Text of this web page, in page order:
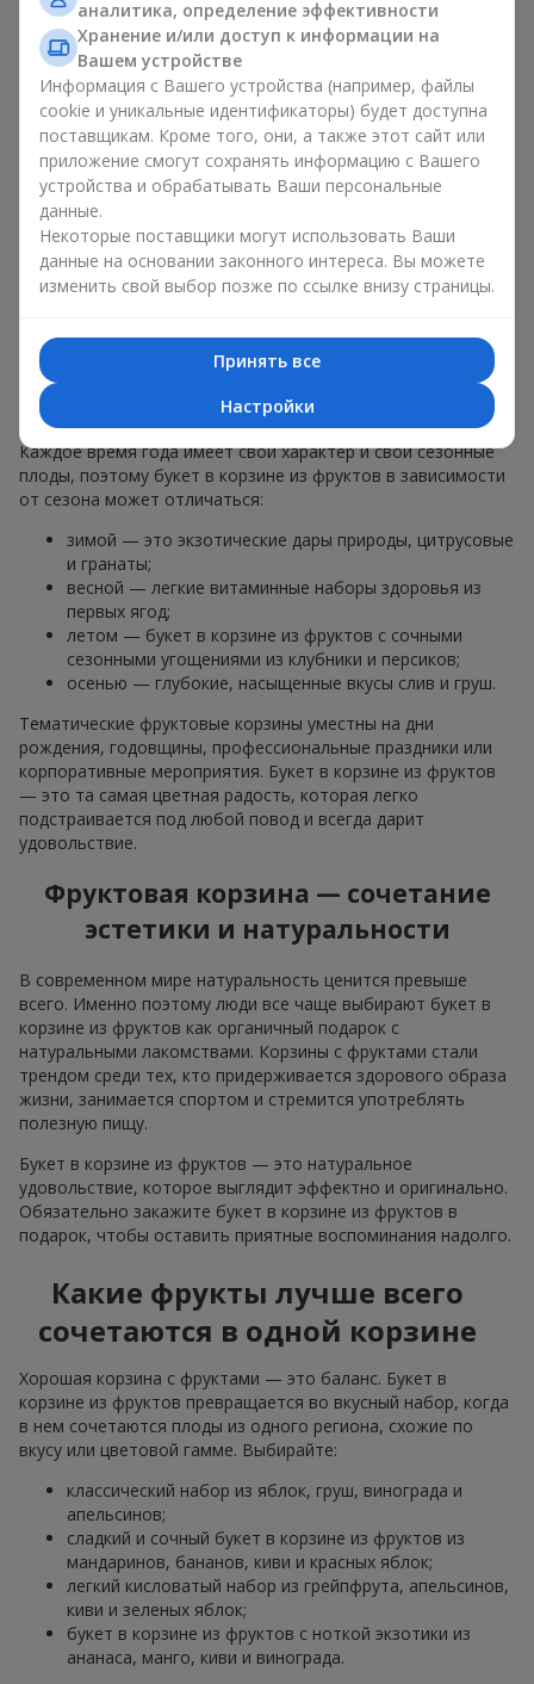
меньше, чем наполнение. Именно праздничное оформление
превращает обычный букет в корзине из фруктов в
гастрономический подарок. В компании
всегда учитываем пожелания клиента при создании декора.
При формировании композиции используются натуральные
материалы, продуманная упаковка вкуса и, конечно,
декоративные элементы, соответствующие событию.
По желанию клиента корзина с фруктами может быть
оформлена в прозрачной пленке или стильной коробке —
всегда с праздничной подачей, которая выглядит аккуратно
и презентабельно.
Тематические фруктовые
композиции для праздников
и сезонов
Каждое время года имеет свой характер и свои сезонные
плоды, поэтому букет в корзине из фруктов в зависимости
от сезона может отличаться:
зимой — это экзотические дары природы, цитрусовые
и гранаты;
весной — легкие витаминные наборы здоровья из
первых ягод;
летом — букет в корзине из фруктов с сочными
сезонными угощениями из клубники и персиков;
осенью — глубокие, насыщенные вкусы слив и груш.
Тематические фруктовые корзины уместны на дни
рождения, годовщины, профессиональные праздники или
корпоративные мероприятия. Букет в корзине из фруктов
— это та самая цветная радость, которая легко
подстраивается под любой повод и всегда дарит
удовольствие.
Фруктовая корзина — сочетание
эстетики и натуральности
В современном мире натуральность ценится превыше
всего. Именно поэтому люди все чаще выбирают букет в
корзине из фруктов как органичный подарок с
натуральными лакомствами. Корзины с фруктами стали
трендом среди тех, кто придерживается здорового образа
жизни, занимается спортом и стремится употреблять
полезную пищу.
Букет в корзине из фруктов — это натуральное
удовольствие, которое выглядит эффектно и оригинально.
Обязательно закажите букет в корзине из фруктов в
подарок, чтобы оставить приятные воспоминания надолго.
Какие фрукты лучше всего
сочетаются в одной корзине
Хорошая корзина с фруктами — это баланс. Букет в
корзине из фруктов превращается во вкусный набор, когда
в нем сочетаются плоды из одного региона, схожие по
вкусу или цветовой гамме. Выбирайте:
классический набор из яблок, груш, винограда и
апельсинов;
сладкий и сочный букет в корзине из фруктов из
мандаринов, бананов, киви и красных яблок;
легкий кисловатый набор из грейпфрута, апельсинов,
киви и зеленых яблок;
букет в корзине из фруктов с ноткой экзотики из
ананаса, манго, киви и винограда.
аналитика, определение эффективности
Хранение и/или доступ к информации на
Вашем устройстве
Информация с Вашего устройства (например, файлы
cookie и уникальные идентификаторы) будет доступна
поставщикам. Кроме того, они, а также этот сайт или
приложение смогут сохранять информацию с Вашего
устройства и обрабатывать Ваши персональные
данные.
Некоторые поставщики могут использовать Ваши
данные на основании законного интереса. Вы можете
изменить свой выбор позже по ссылке внизу страницы.
Принять все
Настройки